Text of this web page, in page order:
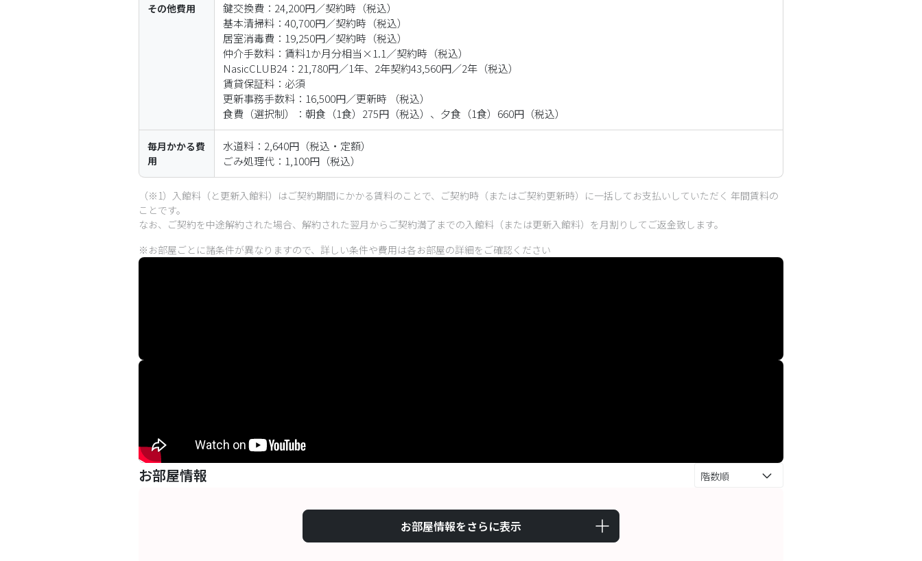
その他費用
鍵交換費：24,200円／契約時（税込）
基本清掃料：40,700円／契約時（税込）
居室消毒費：19,250円／契約時（税込）
仲介手数料：賃料1か月分相当×1.1／契約時（税込）
NasicCLUB24：21,780円／1年、2年契約43,560円／2年（税込）
賃貸保証料：必須
更新事務手数料：16,500円／更新時 （税込）
食費（選択制）：朝食（1食）275円（税込）、夕食（1食）660円（税込）
毎月かかる費
用
水道料：2,640円（税込・定額）
ごみ処理代：1,100円（税込）
（※1）入館料（と更新入館料）はご契約期間にかかる賃料のことで、ご契約時（またはご契約更新時）に一括してお支払いしていただく 年間賃料の
ことです。
なお、ご契約を中途解約された場合、解約された翌月からご契約満了までの入館料（または更新入館料）を月割りしてご返金致します。
※お部屋ごとに諸条件が異なりますので、詳しい条件や費用は各お部屋の詳細をご確認ください
お部屋情報
お部屋情報をさらに表示